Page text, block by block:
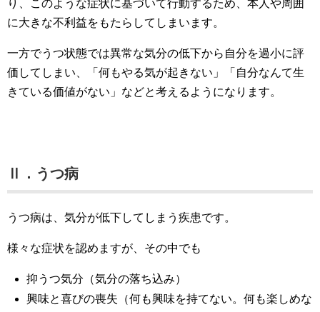
り、このような症状に基づいて行動するため、本人や周囲
に大きな不利益をもたらしてしまいます。
一方でうつ状態では異常な気分の低下から自分を過小に評
価してしまい、「何もやる気が起きない」「自分なんて生
きている価値がない」などと考えるようになります。
Ⅱ．うつ病
うつ病は、気分が低下してしまう疾患です。
様々な症状を認めますが、その中でも
抑うつ気分（気分の落ち込み）
興味と喜びの喪失（何も興味を持てない。何も楽しめな